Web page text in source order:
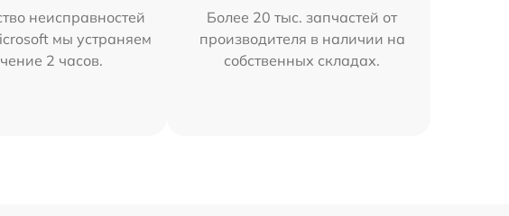
неисправностей
мы устраняем
2 часов.
Более 20 тыс. запчастей от
производителя в наличии на
собственных складах.